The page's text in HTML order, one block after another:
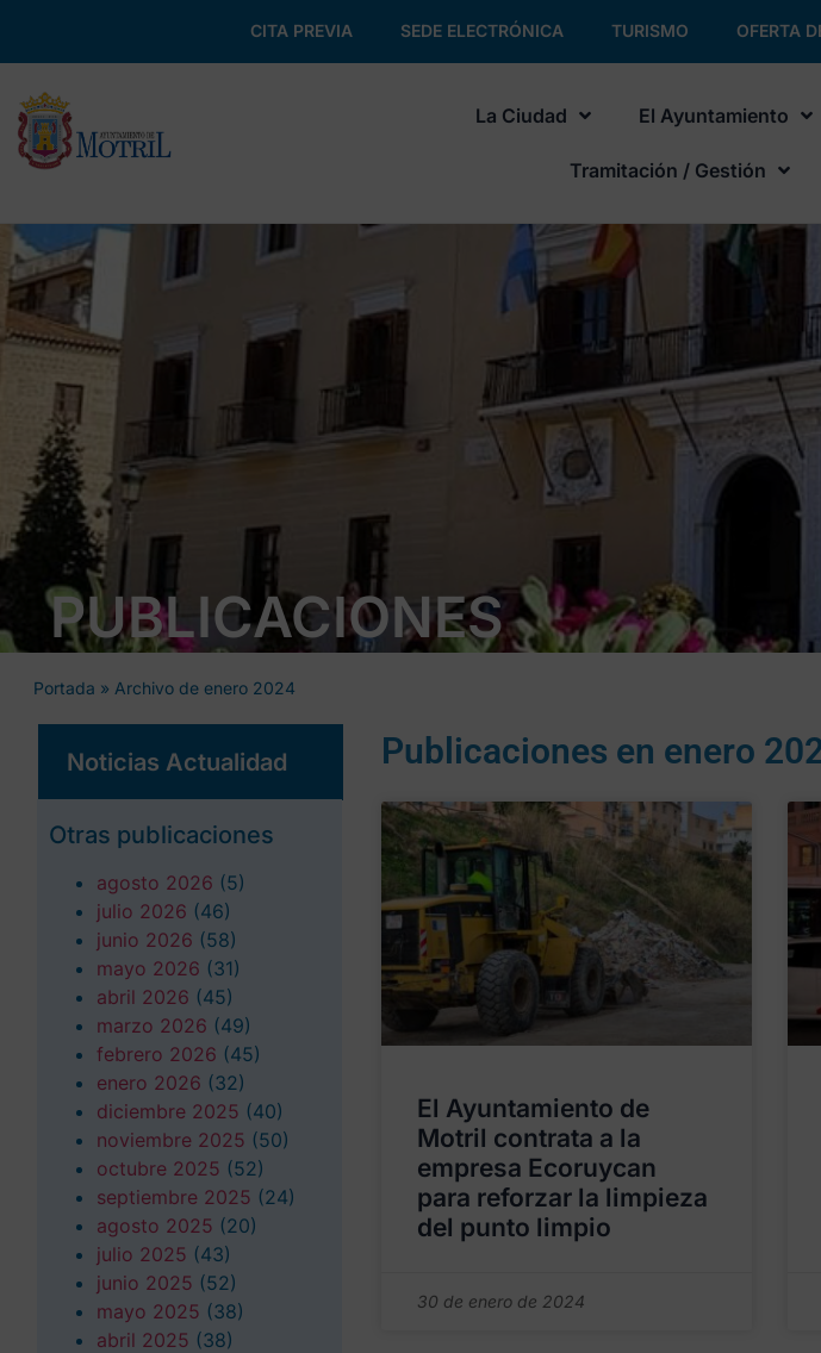
CITA PREVIA SEDE ELECTRÓNICA TURISMO OFERTA
La Ciudad El Ayuntamiento
Tramitación / Gestión
PUBLICACIONES
Portada » Archivo de enero 2024
Noticias Actualidad
Otras publicaciones
agosto 2026 (5)
julio 2026 (46)
junio 2026 (58)
mayo 2026 (31)
abril 2026 (45)
marzo 2026 (49)
febrero 2026 (45)
enero 2026 (32)
diciembre 2025 (40)
noviembre 2025 (50)
octubre 2025 (52)
septiembre 2025 (24)
agosto 2025 (20)
julio 2025 (43)
junio 2025 (52)
mayo 2025 (38)
abril 2025 (38)
Publicaciones en enero
El Ayuntamiento de
Motril contrata a la
empresa Ecoruycan
para reforzar la limpieza
del punto limpio
30 de enero de 2024